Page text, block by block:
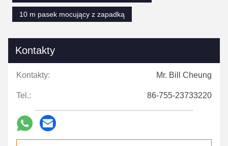
10 m pasek mocujący z zapadką
Kontakty
Kontakty: Mr. Bill Cheung
Tel.: 86-755-23733220